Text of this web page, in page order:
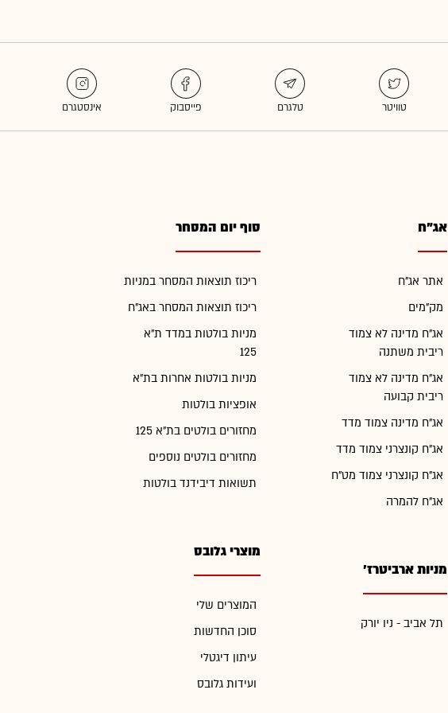
אג"ח
אתר אג"ח
מק"מים
אג"ח מדינה לא צמוד
ריבית משתנה
אג"ח מדינה לא צמוד
ריבית קבועה
אג"ח מדינה צמוד מדד
אג"ח קונצרני צמוד מדד
אג"ח קונצרני צמוד מט"ח
אג"ח להמרה
מניות ארביטרז'
תל אביב - ניו יורק
סוף יום המסחר
ריכוז תוצאות המסחר במניות
ריכוז תוצאות המסחר באג"ח
מניות בולטות במדד ת"א
125
מניות בולטות אחרות בת"א
אופציות בולטות
מחזורים בולטים בת"א 125
מחזורים בולטים נוספים
תשואות דיבידנד בולטות
מוצרי גלובס
המוצרים שלי
סוכן החדשות
עיתון דיגטלי
ועידות גלובס